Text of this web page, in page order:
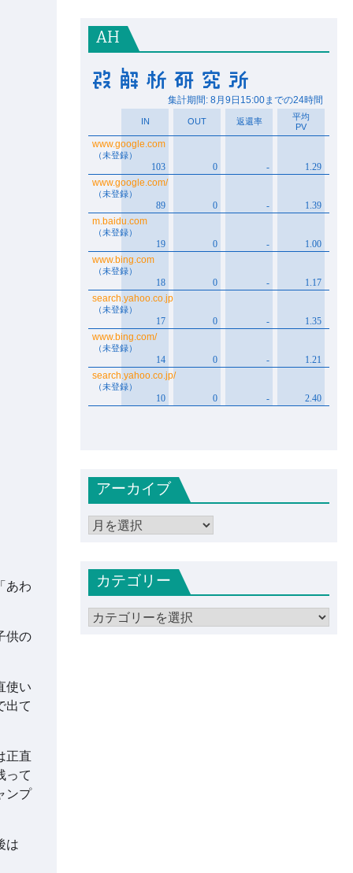
あわ
供の
使い
出て
正直
って
ンプ
は
AH
アーカイブ
ア
イ
ブ
カテゴリー
カ